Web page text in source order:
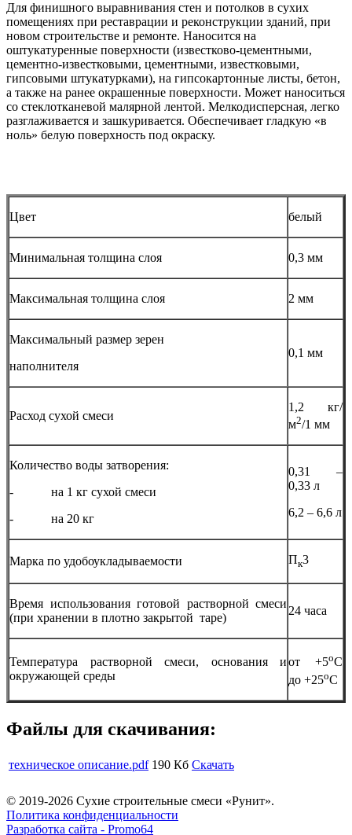
Для финишного выравнивания стен и потолков в сухих
помещениях при реставрации и реконструкции зданий, при
новом строительстве и ремонте. Наносится на
оштукатуренные поверхности (известково-цементными,
цементно-известковыми, цементными, известковыми,
гипсовыми штукатурками), на гипсокартонные листы, бетон,
а также на ранее окрашенные поверхности. Может наноситься
со стеклотканевой малярной лентой. Мелкодисперсная, легко
разглаживается и зашкуривается. Обеспечивает гладкую «в
ноль» белую поверхность под окраску.
Цвет белый
Минимальная толщина слоя 0,3 мм
Максимальная толщина слоя 2 мм
Максимальный размер зерен
наполнителя
0,1 мм
Расход сухой смеси
1,2 кг/
м2/1 мм
Количество воды затворения:
- на 1 кг сухой смеси
- на 20 кг
0,31 –
0,33 л
6,2 – 6,6 л
Марка по удобоукладываемости Пк3
Время использования готовой растворной смеси
(при хранении в плотно закрытой таре)
24 часа
Температура растворной смеси, основания и
окружающей среды
от +5оС
до +25оС
Файлы для скачивания:
техническое описание.pdf 190 Кб Скачать
© 2019-2026 Сухие строительные смеси «Рунит».
Политика конфиденциальности
Разработка сайта - Promo64